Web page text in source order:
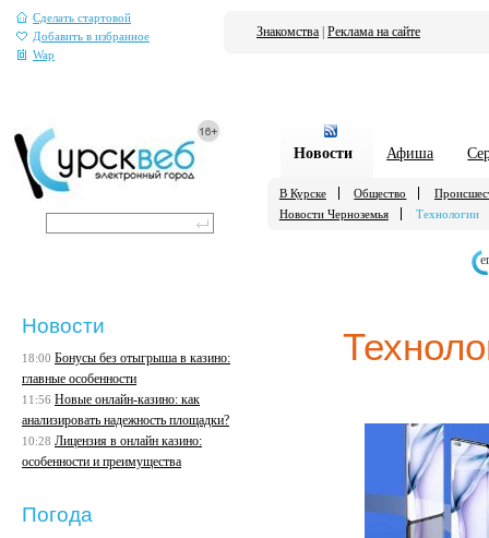
Сделать стартовой
Добавить в избранное
Wap
Знакомства Реклама на сайте
Новости Афиша
В Курске Общество
Новости Черноземья
Технологии
Новости
18:00 Бонусы без отыгрыша в казино:
главные особенности
11:56 Новые онлайн-казино: как
анализировать надежность площадки?
10:28 Лицензия в онлайн казино:
особенности и преимущества
Погода